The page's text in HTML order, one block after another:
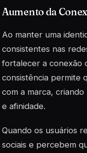
Aumento da
Ao manter uma
consistentes nas
fortalecer a conexão
consistência permite
com a marca,
e afinidade.
Quando os usuários
sociais e percebem